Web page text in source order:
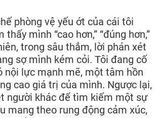
phòng vệ yếu ớt của cái tôi
mình “cao hơn,” “đúng hơn,”
trong sâu thẳm, lời phán xét
sợ mình kém cỏi. Tôi đang cố
nội lực mạnh mẽ, một tâm hồn
cao giá trị của mình. Ngược lại,
người khác để tìm kiếm một sự
mang theo rung động cảm xúc,